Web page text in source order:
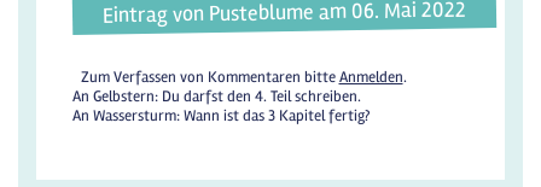
Eintrag von Pusteblume am 06. Mai 2022
Zum Verfassen von Kommentaren bitteAnmelden.
An Gelbstern: Du darfst den 4. Teil schreiben.
An Wassersturm: Wann ist das 3 Kapitel fertig?